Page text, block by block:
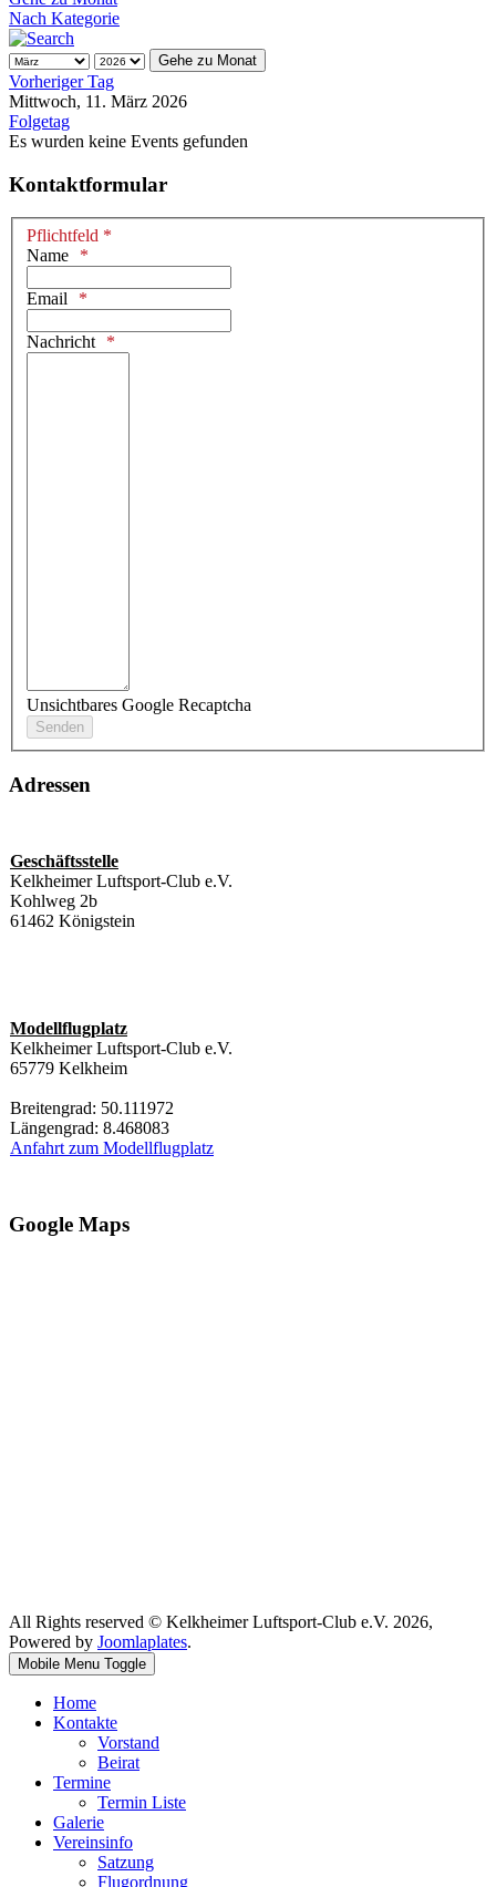
Nach Kategorie
Gehe zu Monat
Vorheriger Tag
Mittwoch, 11. März 2026
Folgetag
Es wurden keine Events gefunden
Kontaktformular
Pflichtfeld *
Name
Email
Nachricht
Unsichtbares Google Recaptcha
Adressen
Geschäftsstelle
Kelkheimer Luftsport-Club e.V.
Kohlweg 2b
61462 Königstein
Modellflugplatz
Kelkheimer Luftsport-Club e.V.
65779 Kelkheim
Breitengrad: 50.111972
Längengrad: 8.468083
Anfahrt zum Modellflugplatz
Google Maps
All Rights reserved © Kelkheimer Luftsport-Club e.V. 2026,
Powered by Joomlaplates.
Mobile Menu Toggle
Home
Kontakte
Vorstand
Beirat
Termine
Termin Liste
Galerie
Vereinsinfo
Satzung
Flugordnung